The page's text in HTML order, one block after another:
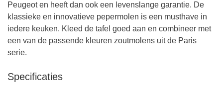
Peugeot en heeft dan ook een levenslange garantie. De
klassieke en innovatieve pepermolen is een musthave in
iedere keuken. Kleed de tafel goed aan en combineer met
een van de passende kleuren zoutmolens uit de Paris
serie.
Specificaties